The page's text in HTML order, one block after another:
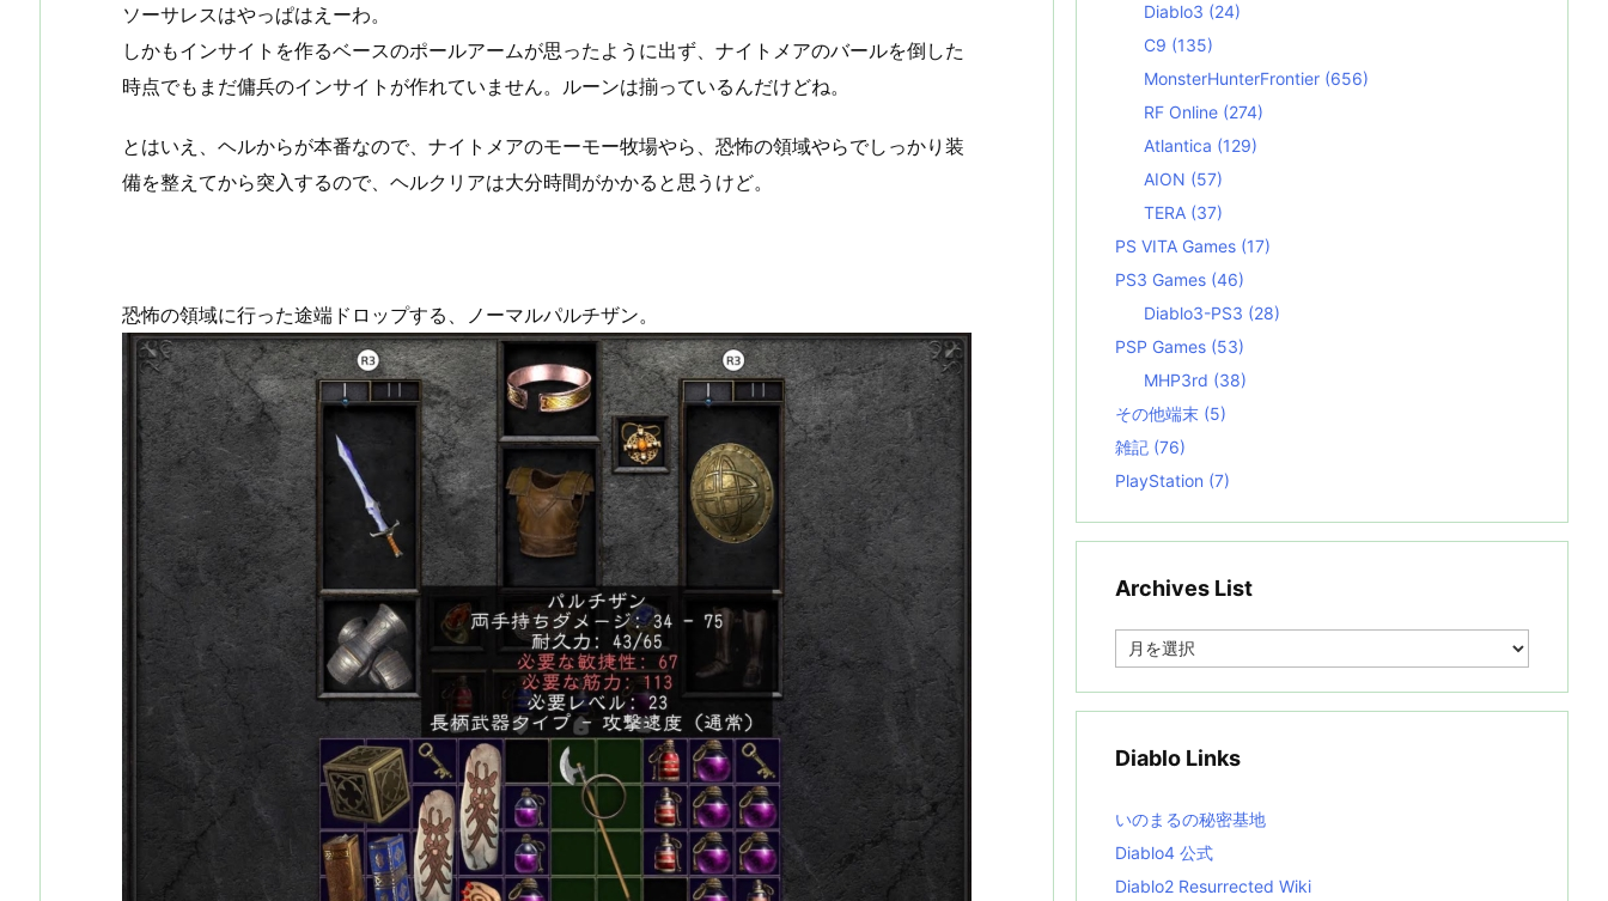
ソーサレスはやっぱはえーわ。
しかもインサイトを作るベースのポールアームが思ったように出ず、ナイトメアのバールを倒した
時点でもまだ傭兵のインサイトが作れていません。ルーンは揃っているんだけどね。
とはいえ、ヘルからが本番なので、ナイトメアのモーモー牧場やら、恐怖の領域やらでしっかり装
備を整えてから突入するので、ヘルクリアは大分時間がかかると思うけど。
恐怖の領域に行った途端ドロップする、ノーマルパルチザン。
Diablo3 (24)
C9 (135)
MonsterHunterFrontier (656)
RF Online (274)
Atlantica (129)
AION (57)
TERA (37)
PS VITA Games (17)
PS3 Games (46)
Diablo3-PS3 (28)
PSP Games (53)
MHP3rd (38)
その他端末 (5)
雑記 (76)
PlayStation (7)
Archives List
e
i
s
t
Diablo Links
いのまるの秘密基地
Diablo4 公式
Diablo2 Resurrected Wiki